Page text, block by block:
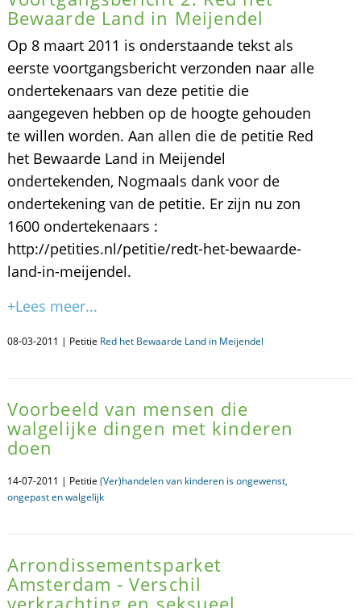
Bewaarde Land in Meijendel
Op 8 maart 2011 is onderstaande tekst als
eerste voortgangsbericht verzonden naar alle
ondertekenaars van deze petitie die
aangegeven hebben op de hoogte gehouden
te willen worden. Aan allen die de petitie Red
het Bewaarde Land in Meijendel
ondertekenden, Nogmaals dank voor de
ondertekening van de petitie. Er zijn nu zon
1600 ondertekenaars :
http://petities.nl/petitie/redt-het-bewaarde-
land-in-meijendel.
+Lees meer...
08-03-2011 | Petitie Red het Bewaarde Land in Meijendel
Voorbeeld van mensen die
walgelijke dingen met kinderen
doen
14-07-2011 | Petitie (Ver)handelen van kinderen is ongewenst,
ongepast en walgelijk
Arrondissementsparket
Amsterdam - Verschil
verkrachting en seksueel